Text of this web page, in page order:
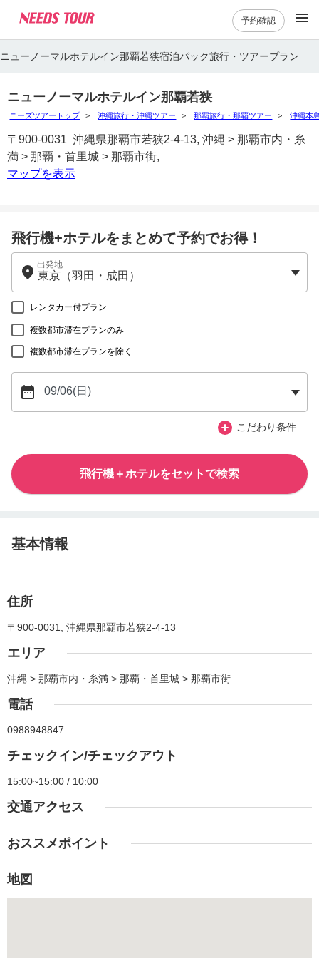
予約確認
ニューノーマルホテルイン那覇若狭宿泊パック旅行・ツアープラン
ニューノーマルホテルイン那覇若狭
ニーズツアートップ 沖縄旅行・沖縄ツアー 那覇旅行・那覇ツアー 沖縄本
〒900-0031 沖縄県那覇市若狭2-4-13, 沖縄 > 那覇市内・糸
満 > 那覇・首里城 > 那覇市街,
マップを表示
飛行機+ホテルをまとめて予約でお得！
出発地
レンタカー付プラン
複数都市滞在プランのみ
複数都市滞在プランを除く
こだわり条件
飛行機＋ホテルをセットで検索
基本情報
住所
〒900-0031, 沖縄県那覇市若狭2-4-13
エリア
沖縄 > 那覇市内・糸満 > 那覇・首里城 > 那覇市街
電話
0988948847
チェックイン/チェックアウト
15:00~15:00 / 10:00
交通アクセス
おススメポイント
地図